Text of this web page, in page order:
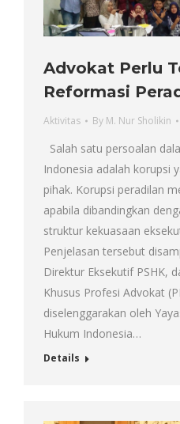
Advokat Perlu
Reformasi
Aktivitas By M. Nur Sholikin
Salah satu persoalan
Indonesia adalah korupsi
pihak. Korupsi peradilan
apabila dibandingkan
struktur kekuasaan
Penjelasan tersebut
Direktur Eksekutif PSHK,
Khusus Profesi Advokat
diselenggarakan oleh
Hukum Indonesia…
Details